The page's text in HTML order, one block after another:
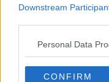
Downstream
Personal Data
CONFIRM
Minacce e
I risultati
Filippo e